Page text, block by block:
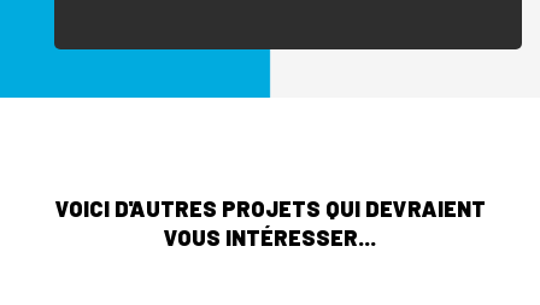
VOICI D'AUTRES PROJETS QUI DEVRAIENT
VOUS INTÉRESSER...